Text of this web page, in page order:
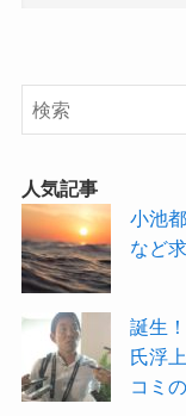
人気記事
小池
など
誕生
氏浮
コミ